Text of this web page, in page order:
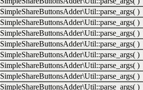
SimpleShareButtonsAdder\Util::parse_args( )
SimpleShareButtonsAdder\Util::parse_args( )
SimpleShareButtonsAdder\Util::parse_args( )
SimpleShareButtonsAdder\Util::parse_args( )
SimpleShareButtonsAdder\Util::parse_args( )
SimpleShareButtonsAdder\Util::parse_args( )
SimpleShareButtonsAdder\Util::parse_args( )
SimpleShareButtonsAdder\Util::parse_args( )